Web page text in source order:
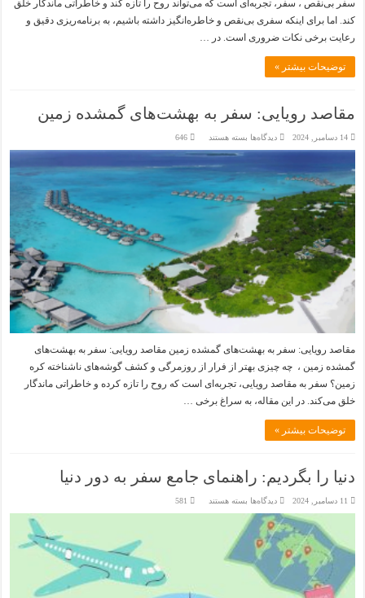
سفر بی‌نقص ، سفر، تجربه‌ای است که می‌تواند روح را تازه کند و خاطراتی ماندگار خلق
کند. اما برای اینکه سفری بی‌نقص و خاطره‌انگیز داشته باشیم، به برنامه‌ریزی دقیق و
رعایت برخی نکات ضروری است. در …
توضیحات بیشتر »
مقاصد رویایی: سفر به بهشت‌های گمشده زمین
14 دسامبر, 2024 دیدگاه‌ها برای
رویایی:
بهشت‌های
گمشده
زمین
بسته هستند 646
مقاصد رویایی: سفر به بهشت‌های گمشده زمین مقاصد رویایی: سفر به بهشت‌های
گمشده زمین ، چه چیزی بهتر از فرار از روزمرگی و کشف گوشه‌های ناشناخته کره
زمین؟ سفر به مقاصد رویایی، تجربه‌ای است که روح را تازه کرده و خاطراتی ماندگار
خلق می‌کند. در این مقاله، به سراغ برخی …
توضیحات بیشتر »
دنیا را بگردیم: راهنمای جامع سفر به دور دنیا
11 دسامبر, 2024 دیدگاه‌ها برای
بگردیم:
راهنمای
جامع
سفر
به
بسته هستند 581